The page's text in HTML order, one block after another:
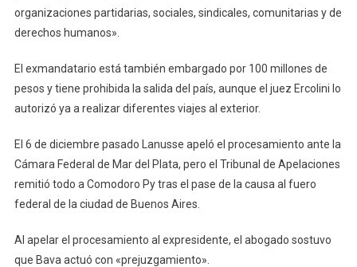
organizaciones partidarias, sociales, sindicales, comunitarias y de
derechos humanos».
El exmandatario está también embargado por 100 millones de
pesos y tiene prohibida la salida del país, aunque el juez Ercolini lo
autorizó ya a realizar diferentes viajes al exterior.
El 6 de diciembre pasado Lanusse apeló el procesamiento ante la
Cámara Federal de Mar del Plata, pero el Tribunal de Apelaciones
remitió todo a Comodoro Py tras el pase de la causa al fuero
federal de la ciudad de Buenos Aires.
Al apelar el procesamiento al expresidente, el abogado sostuvo
que Bava actuó con «prejuzgamiento».